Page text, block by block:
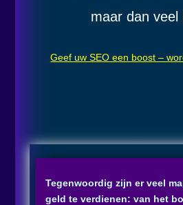
maar dan veel
Geef uw SEO een boost –
Tegenwoordig zijn er veel
geld te verdienen: van het